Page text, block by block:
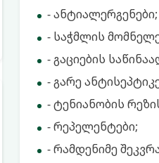
- ანტიალერგენები;
- საჭმლის
- გაციების
- გარე
- ტენიანობის
- რეპელენტები;
- რამდენიმე